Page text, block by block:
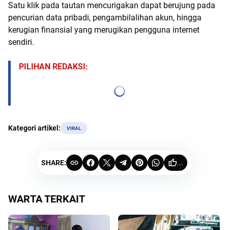
Satu klik pada tautan mencurigakan dapat berujung pada
pencurian data pribadi, pengambilalihan akun, hingga
kerugian finansial yang merugikan pengguna internet
sendiri.
PILIHAN REDAKSI:
Kategori artikel: VIRAL
SHARE: ...
WARTA TERKAIT